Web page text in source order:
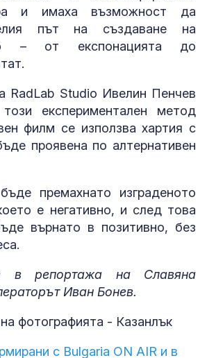
и имаха възможност да
път на създаване на
– от експонацията до
RadLab Studio Ивелин Пенчев
експериментален метод
филм се използва хартия с
проявена по алтернативен
премахнато изграденото
е негативно, и след това
върнато в позитивно, без
в репортажа на Славяна
Иван Бонев.
фотографията - Казанлък
с Bulgaria ON AIR и в